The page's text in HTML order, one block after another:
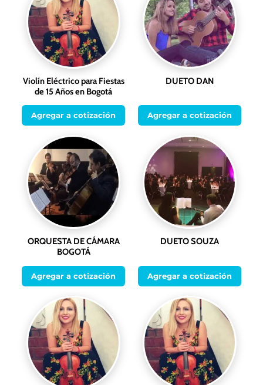
Violín Eléctrico para Fiestas
de 15 Años en Bogotá
Agregar a cotización
DUETO DAN
Agregar a cotización
ORQUESTA DE CÁMARA
BOGOTÁ
Agregar a cotización
DUETO SOUZA
Agregar a cotización